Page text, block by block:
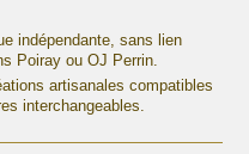
indépendante, sans lien
Poiray ou OJ Perrin.
artisanales compatibles
interchangeables.